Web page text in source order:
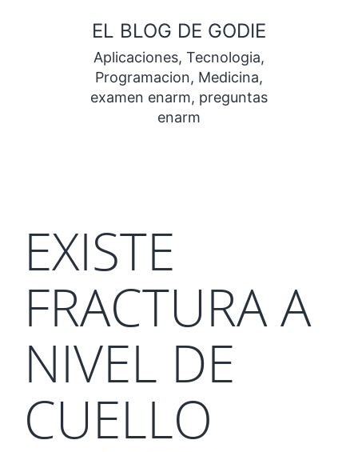
contenido
EL BLOG DE GODIE
Aplicaciones, Tecnologia,
Programacion, Medicina,
examen enarm, preguntas
enarm
EXISTE
FRACTURA A
NIVEL DE
CUELLO